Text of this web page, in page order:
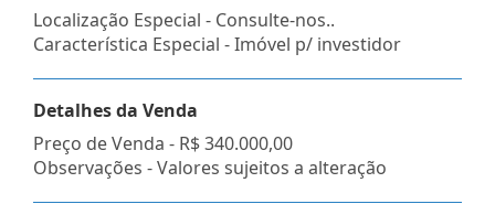
Localização Especial - Consulte-nos..
Característica Especial - Imóvel p/ investidor
Detalhes da Venda
Preço de Venda - R$ 340.000,00
Observações - Valores sujeitos a alteração